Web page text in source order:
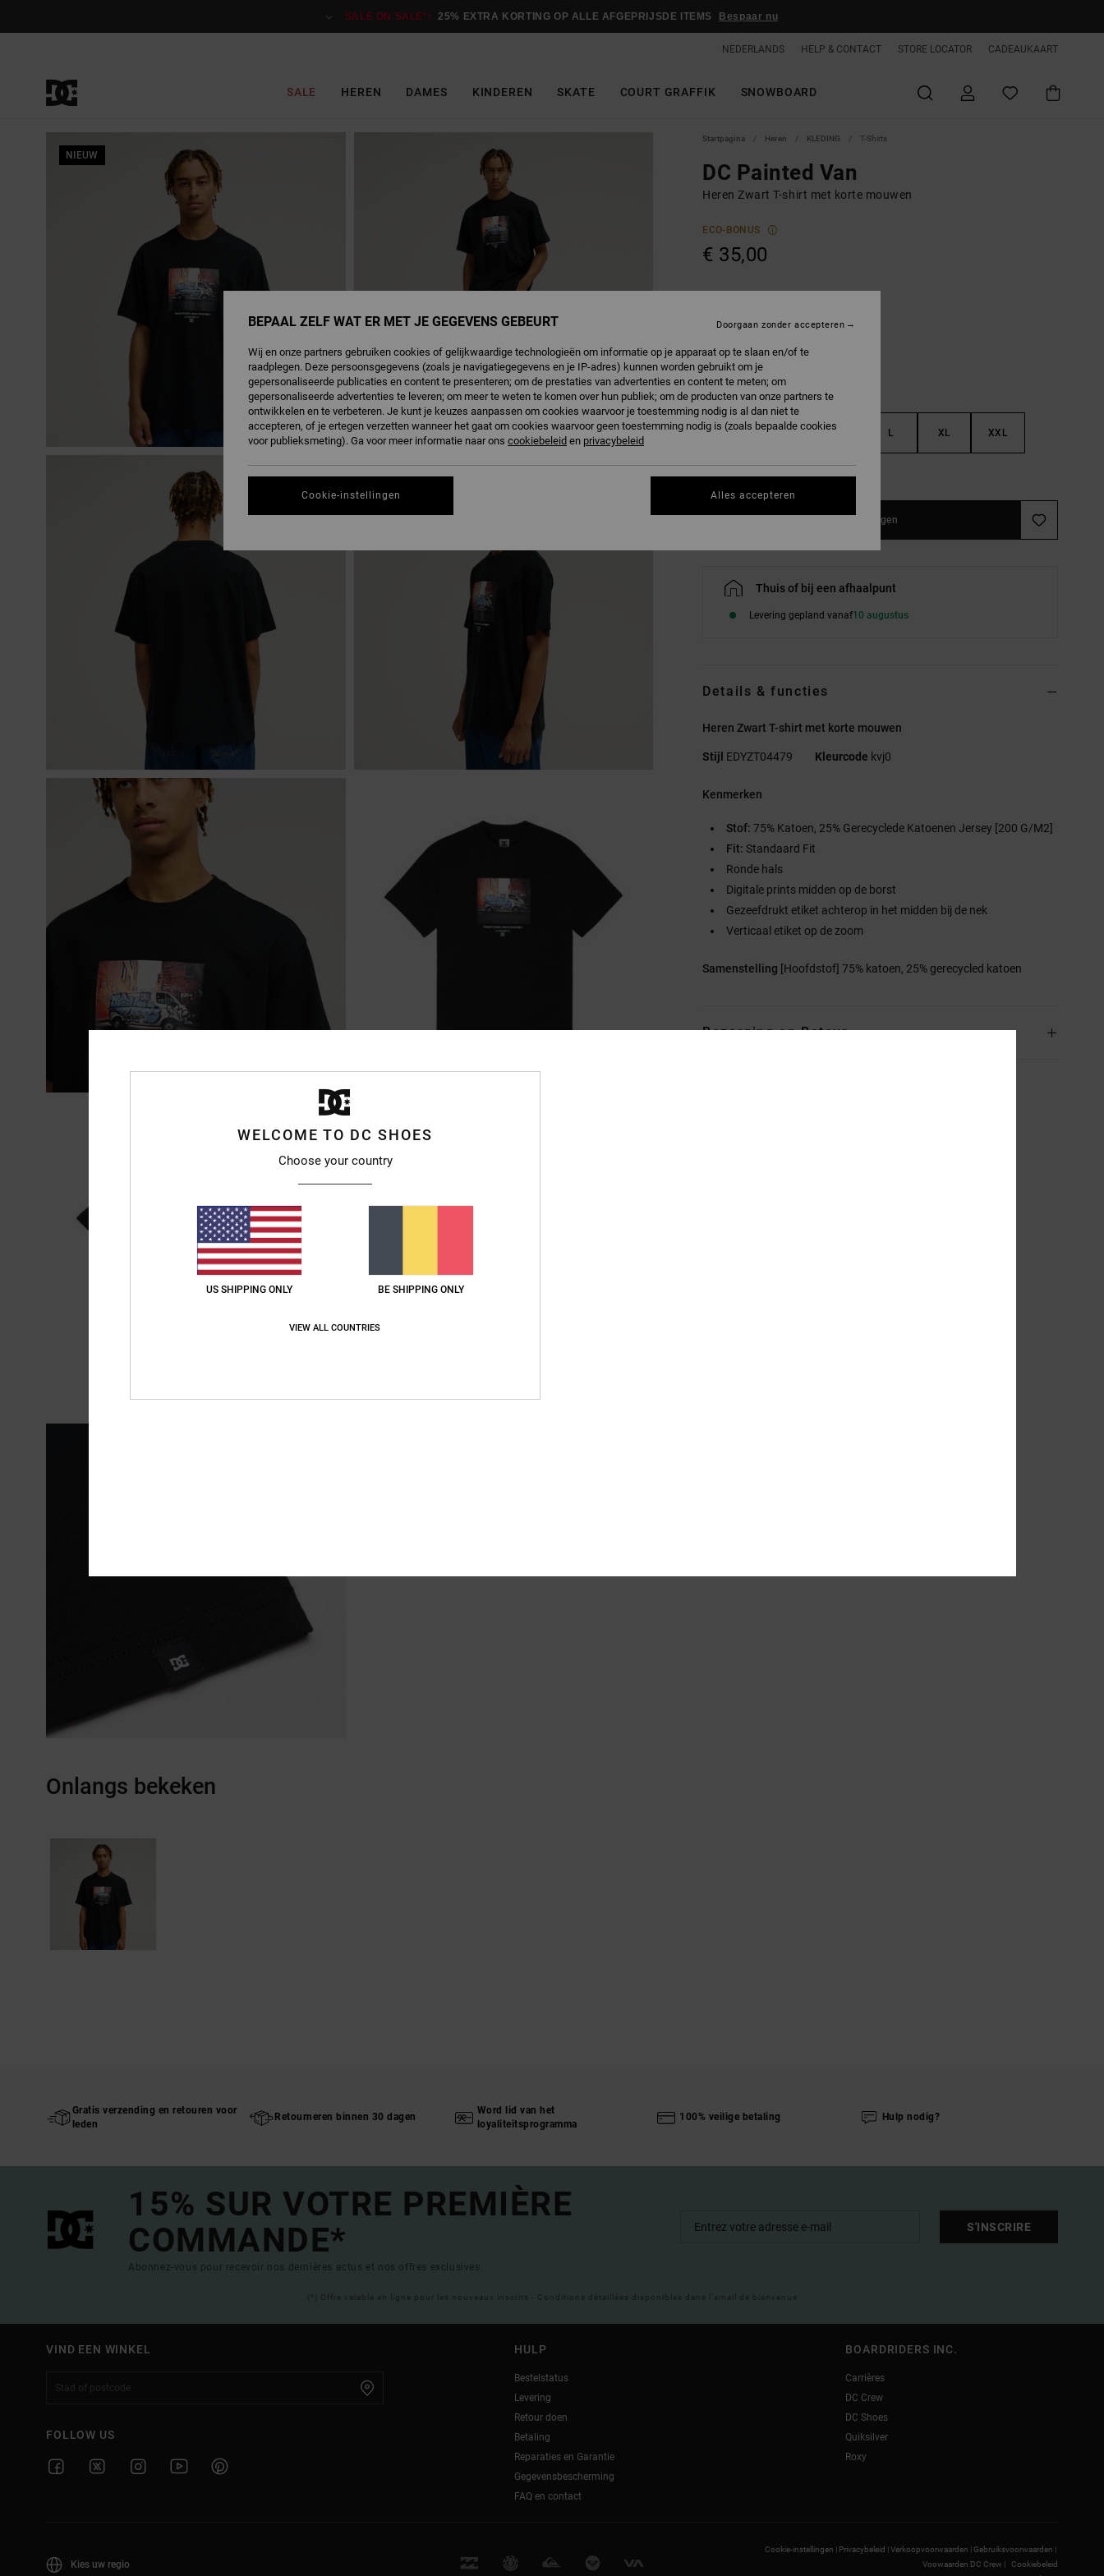
SALE ON SALE*: 25% EXTRA KORTING OP ALLE AFGEPRIJSDE ITEMS Bespaar nu
NEDERLANDS HELP & CONTACT STORE LOCATOR CADEAUKAART
SALE HEREN DAMES KINDEREN SKATE COURT GRAFFIK SNOWBOARD
NIEUW
Startpagina Heren KLEDING T-Shirts
DC Painted Van
Heren Zwart T-shirt met korte mouwen
ECO-BONUS
€ 35,00
XS S M L XL XXL
In winkelwagen
Thuis of bij een afhaalpunt
Levering gepland vanaf10 augustus
Details & functies
Heren Zwart T-shirt met korte mouwen
Stijl EDYZT04479 Kleurcode kvj0
Kenmerken
Stof: 75% Katoen, 25% Gerecyclede Katoenen Jersey [200 G/M2]
Fit: Standaard Fit
Ronde hals
Digitale prints midden op de borst
Gezeefdrukt etiket achterop in het midden bij de nek
Verticaal etiket op de zoom
Samenstelling [Hoofdstof] 75% katoen, 25% gerecycled katoen
Bezorging en Retour
Onlangs bekeken
Gratis verzending en retouren voor
leden
Retourneren binnen 30 dagen
Word lid van het
loyaliteitsprogramma
100% veilige betaling Hulp nodig?
15% SUR VOTRE PREMIÈRE
COMMANDE*
Abonnez-vous pour recevoir nos dernières actus et nos offres exclusives.
S'INSCRIRE
(*) Offre valable en ligne pour les nouveaux inscrits - Conditions détaillées disponibles dans l'email de bienvenue
VIND EEN WINKEL
FOLLOW US
HULP
Bestelstatus
Levering
Retour doen
Betaling
Reparaties en Garantie
Gegevensbescherming
FAQ en contact
BOARDRIDERS INC.
Carrières
DC Crew
DC Shoes
Quiksilver
Roxy
Kies uw regio
Cookie-instellingen | Privacybeleid |Verkoopvoorwaarden |Gebruiksvoorwaarden |
Voowaarden DC Crew |
Cookiebeleid
WELCOME TO DC SHOES
Choose your country
US SHIPPING ONLY BE SHIPPING ONLY
VIEW ALL COUNTRIES
BEPAAL ZELF WAT ER MET JE GEGEVENS GEBEURT
Wij en onze partners gebruiken cookies of gelijkwaardige technologieën om informatie op je apparaat op te slaan en/of te
raadplegen. Deze persoonsgegevens (zoals je navigatiegegevens en je IP-adres) kunnen worden gebruikt om je
gepersonaliseerde publicaties en content te presenteren; om de prestaties van advertenties en content te meten; om
gepersonaliseerde advertenties te leveren; om meer te weten te komen over hun publiek; om de producten van onze partners te
ontwikkelen en te verbeteren. Je kunt je keuzes aanpassen om cookies waarvoor je toestemming nodig is al dan niet te
accepteren, of je ertegen verzetten wanneer het gaat om cookies waarvoor geen toestemming nodig is (zoals bepaalde cookies
voor publieksmeting). Ga voor meer informatie naar ons cookiebeleid en privacybeleid
Cookie-instellingen
Doorgaan zonder accepteren
Alles accepteren